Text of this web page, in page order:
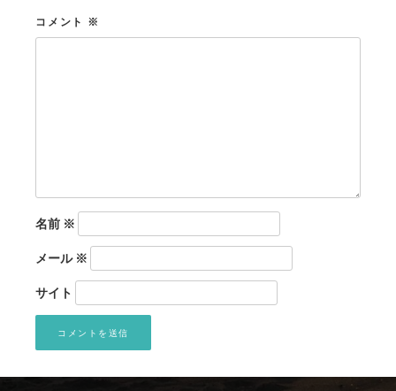
コメント ※
名前 ※
メール※
サイト